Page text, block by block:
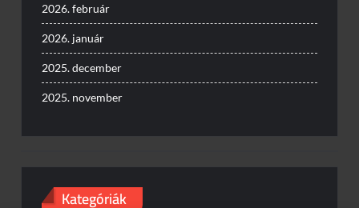
2026. február
2026. január
2025. december
2025. november
Kategóriák